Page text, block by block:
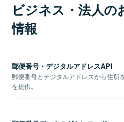
ビジネス・法人の
情報
郵便番号・デジタルアドレスAPI
郵便番号とデジタルアドレスから住所
を提供。